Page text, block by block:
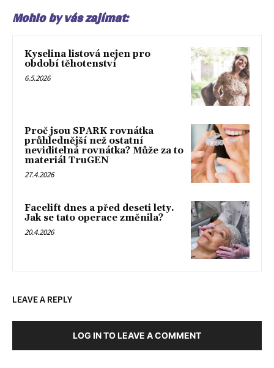
Mohlo by vás zajímat:
Kyselina listová nejen pro
období těhotenství
6.5.2026
Proč jsou SPARK rovnátka
průhlednější než ostatní
neviditelná rovnátka? Může za to
materiál TruGEN
27.4.2026
Facelift dnes a před deseti lety.
Jak se tato operace změnila?
20.4.2026
LEAVE A REPLY
LOG IN TO LEAVE A COMMENT